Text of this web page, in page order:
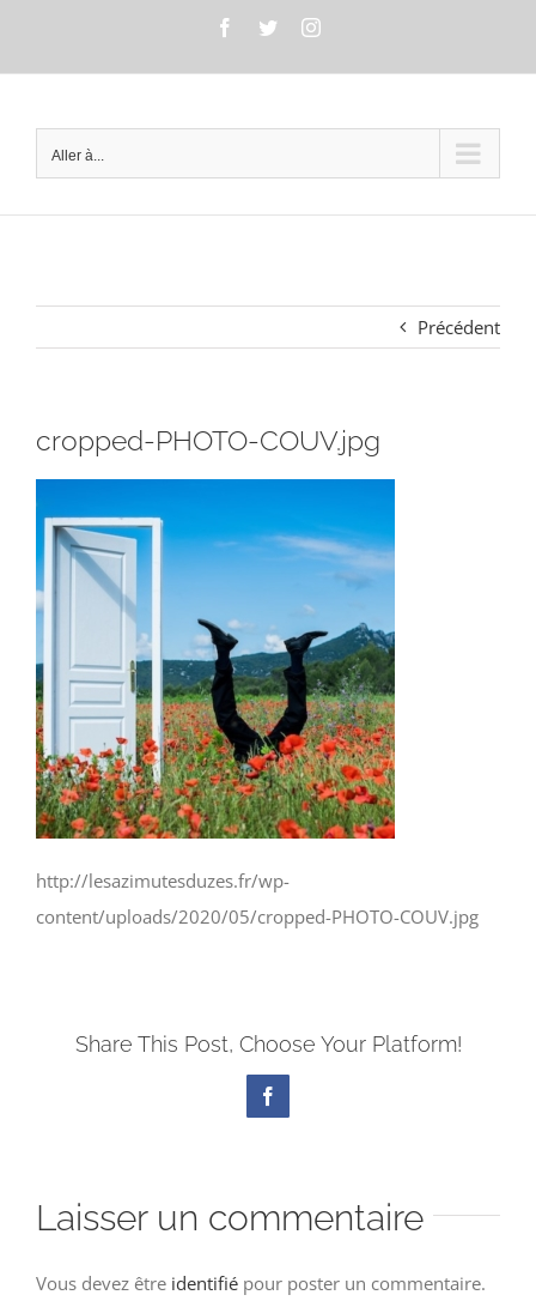
Facebook
TwitterInstagram
Aller à...
Précédent
cropped-PHOTO-COUV.jpg
http://lesazimutesduzes.fr/wp-
content/uploads/2020/05/cropped-PHOTO-COUV.jpg
Share This Post, Choose Your Platform!
Facebook
Laisser un commentaire
Vous devez être identifié pour poster un commentaire.